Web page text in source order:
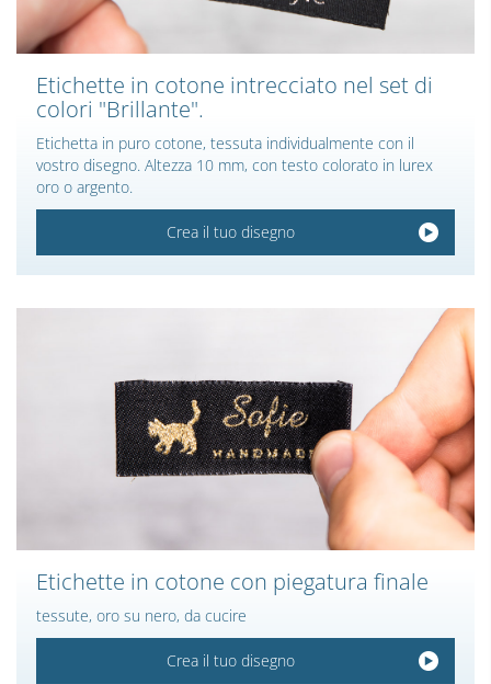
Etichette in cotone intrecciato nel set di
colori "Brillante".
Etichetta in puro cotone, tessuta individualmente con il
vostro disegno. Altezza 10 mm, con testo colorato in lurex
oro o argento.
Crea il tuo disegno
Etichette in cotone con piegatura finale
tessute, oro su nero, da cucire
Crea il tuo disegno